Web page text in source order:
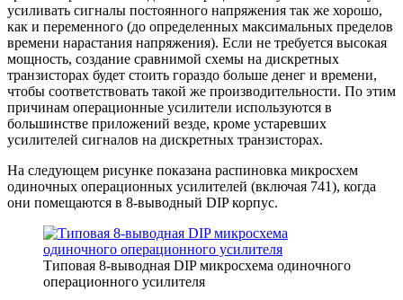
усиливать сигналы постоянного напряжения так же хорошо,
как и переменного (до определенных максимальных пределов
времени нарастания напряжения). Если не требуется высокая
мощность, создание сравнимой схемы на дискретных
транзисторах будет стоить гораздо больше денег и времени,
чтобы соответствовать такой же производительности. По этим
причинам операционные усилители используются в
большинстве приложений везде, кроме устаревших
усилителей сигналов на дискретных транзисторах.
На следующем рисунке показана распиновка микросхем
одиночных операционных усилителей (включая 741), когда
они помещаются в 8-выводный DIP корпус.
Типовая 8-выводная DIP микросхема одиночного
операционного усилителя